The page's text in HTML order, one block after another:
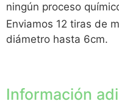
ningún proceso
Enviamos 12 tiras de
diámetro hasta 6cm.
Información